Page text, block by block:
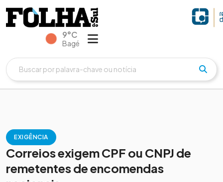
9°C
Bagé
EXIGÊNCIA
Correios exigem CPF ou CNPJ de
remetentes de encomendas